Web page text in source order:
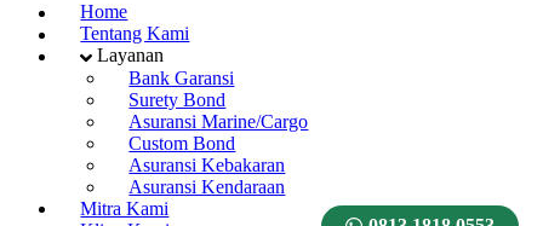
Home
Tentang Kami
Layanan
Bank Garansi
Surety Bond
Asuransi Marine/Cargo
Custom Bond
Asuransi Kebakaran
Asuransi Kendaraan
Mitra Kami